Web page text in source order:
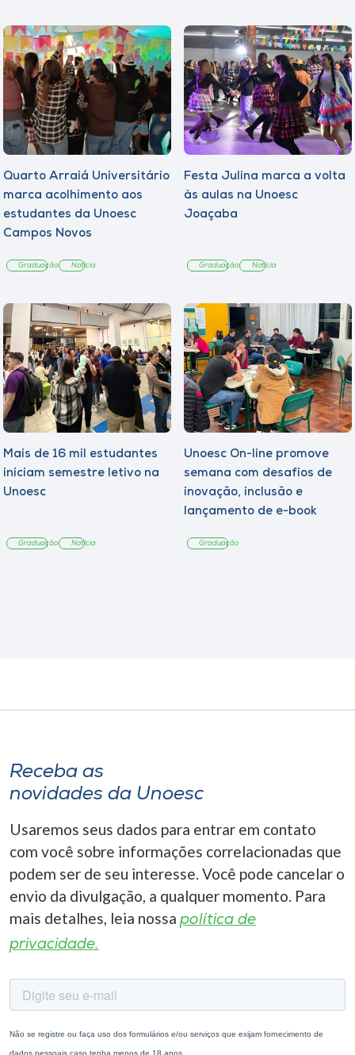
Quarto Arraiá Universitário
marca acolhimento aos
estudantes da Unoesc
Campos Novos
Graduação Notícia
Festa Julina marca a volta
às aulas na Unoesc
Joaçaba
Graduação Notícia
Mais de 16 mil estudantes
iniciam semestre letivo na
Unoesc
Graduação Notícia
Unoesc On-line promove
semana com desafios de
inovação, inclusão e
lançamento de e-book
Graduação
Receba as
novidades da Unoesc
Usaremos seus dados para entrar em contato
com você sobre informações correlacionadas que
podem ser de seu interesse. Você pode cancelar o
envio da divulgação, a qualquer momento. Para
mais detalhes, leia nossa política de
privacidade.